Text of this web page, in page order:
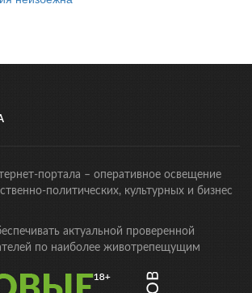
портала – оперативное освещение
политических, культурных и бизнес
актуальной проверенной
по наиболее животрепещущим